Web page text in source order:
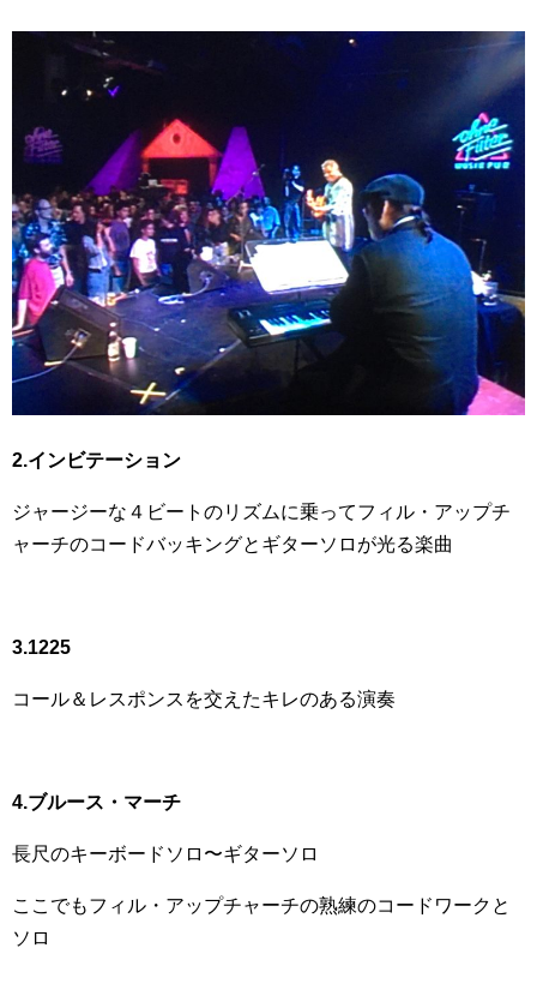
2.インビテーション
ジャージーな４ビートのリズムに乗ってフィル・アップチ
ャーチのコードバッキングとギターソロが光る楽曲
3.1225
コール＆レスポンスを交えたキレのある演奏
4.ブルース・マーチ
長尺のキーボードソロ〜ギターソロ
ここでもフィル・アップチャーチの熟練のコードワークと
ソロ